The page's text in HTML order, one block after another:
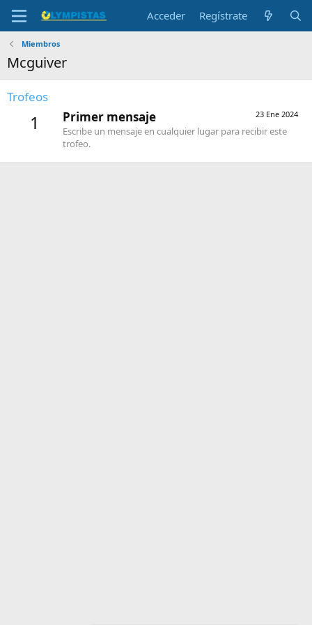
Acceder Regístrate
Miembros
Mcguiver
Trofeos
1 23 Ene 2024
Primer mensaje
Escribe un mensaje en cualquier lugar para recibir este
trofeo.